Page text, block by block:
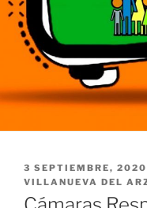
PUBLICADO
EL
3 SEPTIEMBRE, 2020
VILLANUEVA DEL